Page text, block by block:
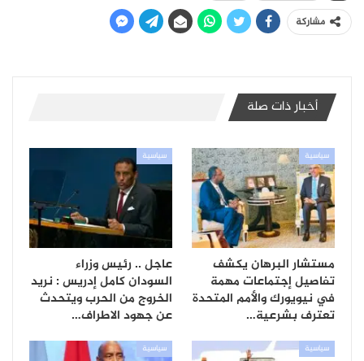
مشاركة
أخبار ذات صلة
سياسية
مستشار البرهان يكشف
تفاصيل إجتماعات مهمة
في نيويورك والأمم المتحدة
تعترف بشرعية…
سياسية
عاجل .. رئيس وزراء
السودان كامل إدريس : نريد
الخروج من الحرب ويتحدث
عن جهود الاطراف…
سياسية سياسية